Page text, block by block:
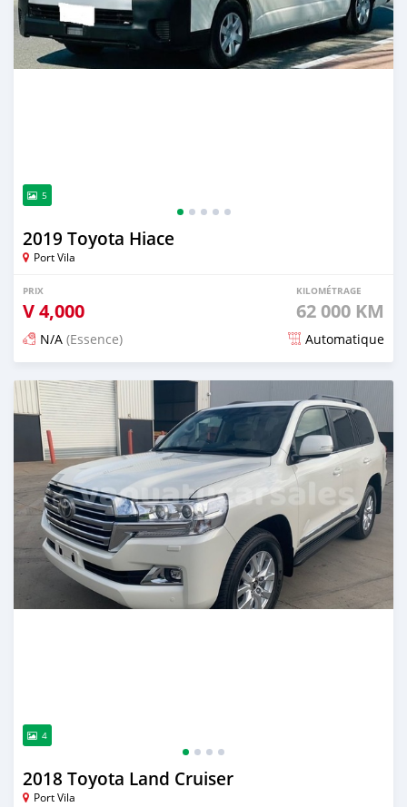
5
2019 Toyota Hiace
Port Vila
PRIX
V4,000
KILOMÉTRAGE
62 000 KM
N/A (Essence) Automatique
Publié il y a 20 jours
4
2018 Toyota Land Cruiser
Port Vila